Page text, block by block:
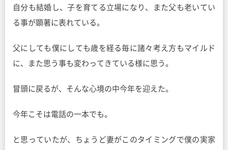
自分も結婚し、子を育てる立場になり、また父も老いてい
る事が顕著に表れている。
父にしても僕にしても歳を経る毎に諸々考え方もマイルド
に、また思う事も変わってきている様に思う。
冒頭に戻るが、そんな心境の中今年を迎えた。
今年こそは電話の一本でも。
と思っていたが、ちょうど妻がこのタイミングで僕の実家